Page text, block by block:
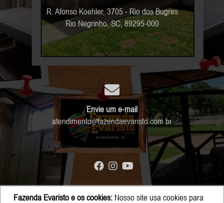
R. Afonso Koehler, 3705 - Rio dos Bugres
Rio Negrinho, SC, 89295-000
Envie um e-mail
atendimento fazendaevaristo.com.br
© Copyright 2026 - Fazenda Evaristo
Fazenda Evaristo e os cookies: Nosso site usa cookies para